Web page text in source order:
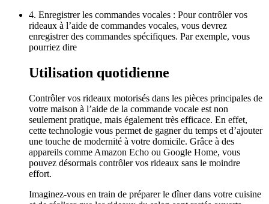
4. Enregistrer les commandes vocales : Pour contrôler vos
rideaux à l’aide de commandes vocales, vous devrez
enregistrer des commandes spécifiques. Par exemple, vous
pourriez dire
Utilisation quotidienne
Contrôler vos rideaux motorisés dans les pièces principales de
votre maison à l’aide de la commande vocale est non
seulement pratique, mais également très efficace. En effet,
cette technologie vous permet de gagner du temps et d’ajouter
une touche de modernité à votre domicile. Grâce à des
appareils comme Amazon Echo ou Google Home, vous
pouvez désormais contrôler vos rideaux sans le moindre
effort.
Imaginez-vous en train de préparer le dîner dans votre cuisine